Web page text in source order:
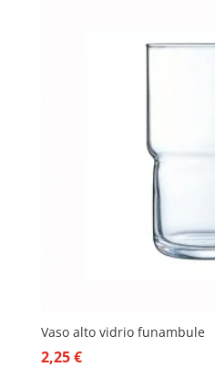
Vaso alto vidrio funambule
2,25€